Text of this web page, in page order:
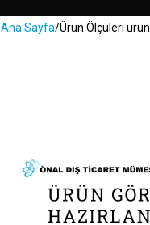
Ana Sayfa Ürün Ölçüleri ürün